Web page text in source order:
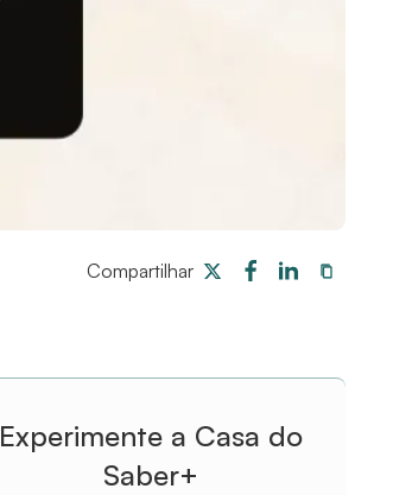
Compartilhar
Experimente a Casa do
Saber+